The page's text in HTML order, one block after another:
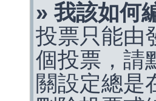
» 我該如何
投票只能由
個投票，請
關設定總是